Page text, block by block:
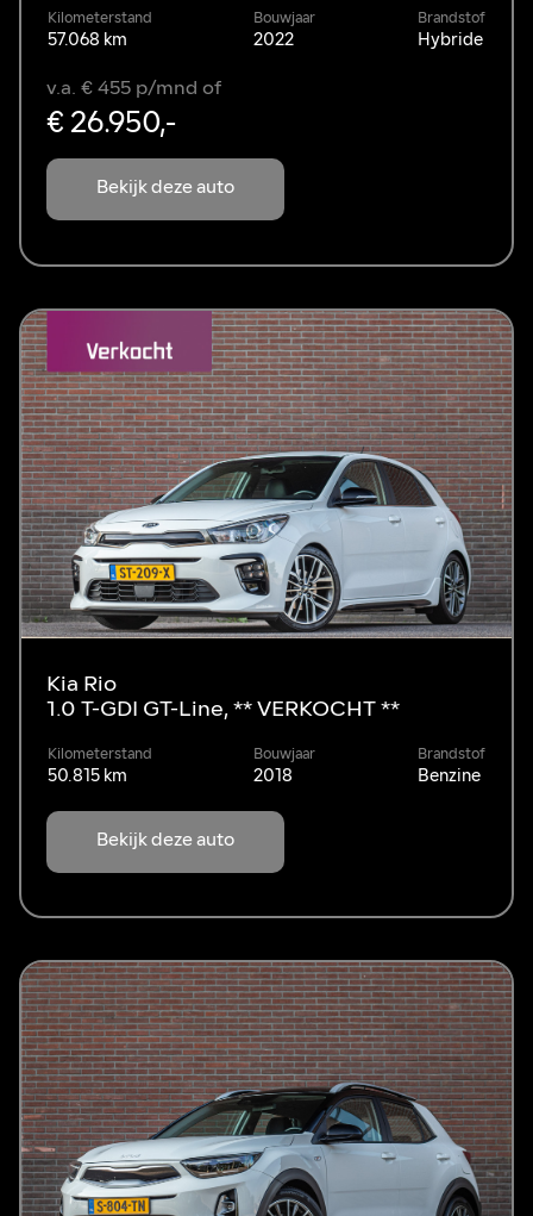
Kilometerstand
57.068 km
Bouwjaar
2022
Brandstof
Hybride
Bekijk deze auto
v.a. € 455 p/mnd of
€ 26.950,-
Kia Rio
1.0 T-GDI GT-Line, ** VERKOCHT **
Kilometerstand
50.815 km
Bouwjaar
2018
Brandstof
Benzine
Bekijk deze auto